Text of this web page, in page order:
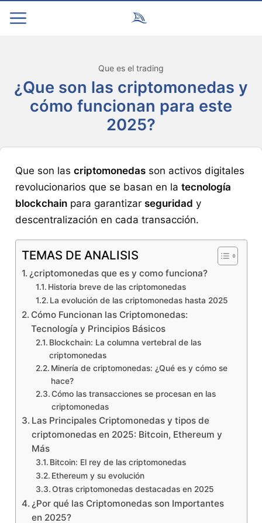
Que es el trading
¿Que son las criptomonedas y
cómo funcionan para este
2025?
Que son las criptomonedasson activos digitales
revolucionarios que se basan en la tecnología
blockchainpara garantizar seguridad y
descentralización en cada transacción.
TEMAS DE ANALISIS
¿criptomonedas que es y como funciona?
Historia breve de las criptomonedas
La evolución de las criptomonedas hasta 2025
Cómo Funcionan las Criptomonedas:
Tecnología y Principios Básicos
Blockchain: La columna vertebral de las
criptomonedas
Minería de criptomonedas: ¿Qué es y cómo se
hace?
Cómo las transacciones se procesan en las
criptomonedas
Las Principales Criptomonedas y tipos de
criptomonedas en 2025: Bitcoin, Ethereum y
Más
Bitcoin: El rey de las criptomonedas
Ethereum y su evolución
Otras criptomonedas destacadas en 2025
¿Por qué las Criptomonedas son Importantes
en 2025?